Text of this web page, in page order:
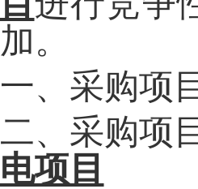
加。
一、采购项
二、采购项
电项目